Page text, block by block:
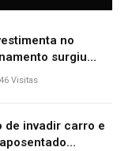
no
surgiu
mulher de
Visitas
de invadir carro e